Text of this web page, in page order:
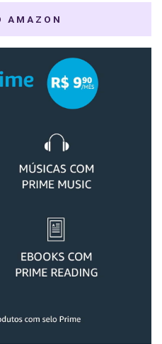
AMAZON